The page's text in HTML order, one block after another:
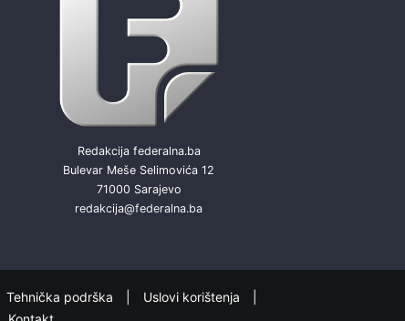
Redakcija federalna.ba
Bulevar Meše Selimovića 12
71000 Sarajevo
redakcija@federalna.ba
Tehnička podrška
Uslovi korištenja